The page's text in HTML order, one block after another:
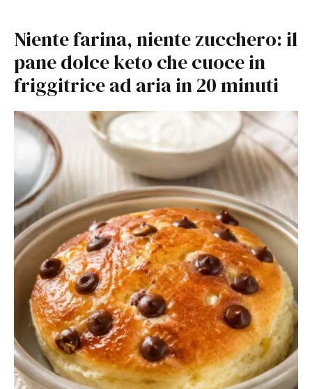
Niente farina, niente zucchero: il
pane dolce keto che cuoce in
friggitrice ad aria in 20 minuti